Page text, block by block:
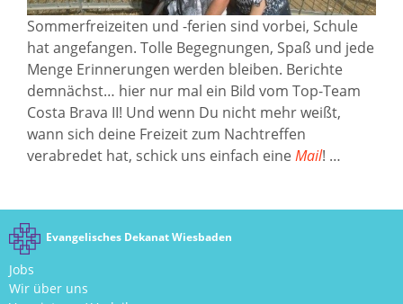
Sommerfreizeiten und -ferien sind vorbei, Schule
hat angefangen. Tolle Begegnungen, Spaß und jede
Menge Erinnerungen werden bleiben. Berichte
demnächst… hier nur mal ein Bild vom Top-Team
Costa Brava II! Und wenn Du nicht mehr weißt,
wann sich deine Freizeit zum Nachtreffen
verabredet hat, schick uns einfach eineMail! …
Evangelisches Dekanat Wiesbaden
Jobs
Wir über uns